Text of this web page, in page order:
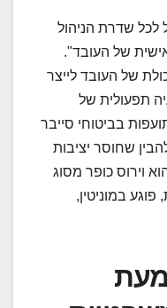
לכל שדרת הניהול
של העובד".
של העובד לייצר
תפעולית של
בביטוחי סייבר
שחוסר יציבות
וירוס כופר מסוג
במוניטין,